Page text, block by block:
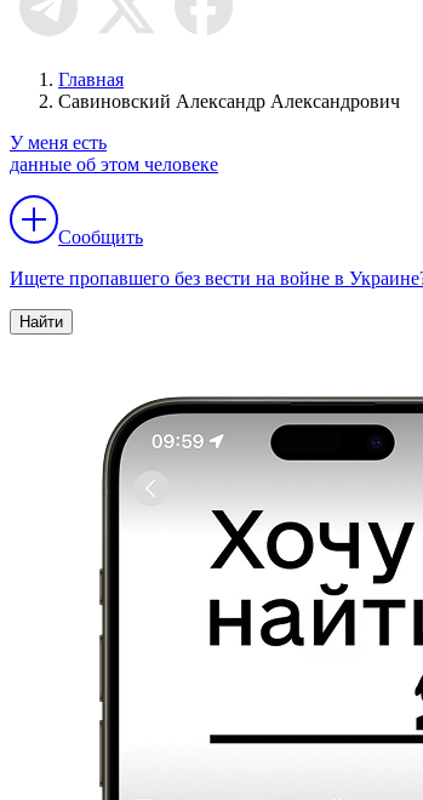
Главная
Савиновский Александр Александрович
У меня есть
данные об этом человеке
Сообщить
Ищете пропавшего без вести на войне в
Найти